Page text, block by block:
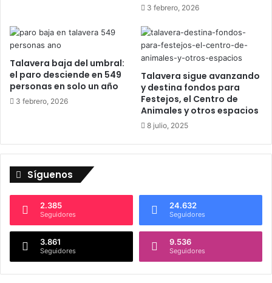
3 febrero, 2026
Talavera baja del umbral:
el paro desciende en 549
personas en solo un año
3 febrero, 2026
Talavera sigue avanzando
y destina fondos para
Festejos, el Centro de
Animales y otros espacios
8 julio, 2025
Síguenos
2.385
Seguidores
24.632
Seguidores
3.861
Seguidores
9.536
Seguidores